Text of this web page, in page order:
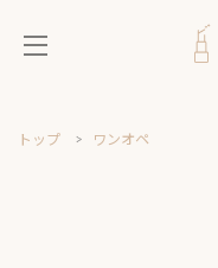
トップ ワンオペ